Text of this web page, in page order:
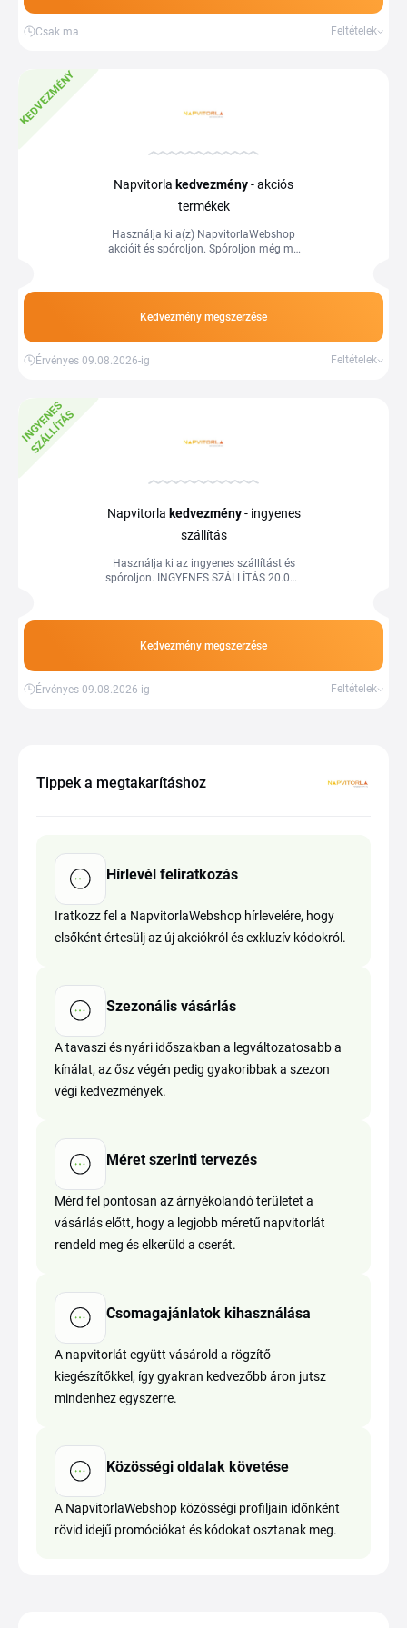
Csak ma Feltételek
KEDVEZMÉNY
Napvitorla kedvezmény- akciós
termékek
Használja ki a(z) NapvitorlaWebshop
akcióit és spóroljon. Spóroljon még ma
Kedvezmény megszerzése
Érvényes 09.08.2026-ig Feltételek
I
N
G
Y
E
N
E
S
S
Z
Á
L
L
Í
T
Á
S
Napvitorla kedvezmény- ingyenes
szállítás
Használja ki az ingyenes szállítást és
spóroljon. INGYENES SZÁLLÍTÁS 20.000
Kedvezmény megszerzése
Érvényes 09.08.2026-ig Feltételek
Tippek a megtakarításhoz
Hírlevél feliratkozás
Iratkozz fel a NapvitorlaWebshop hírlevelére, hogy
elsőként értesülj az új akciókról és exkluzív kódokról.
Szezonális vásárlás
A tavaszi és nyári időszakban a legváltozatosabb a
kínálat, az ősz végén pedig gyakoribbak a szezon
végi kedvezmények.
Méret szerinti tervezés
Mérd fel pontosan az árnyékolandó területet a
vásárlás előtt, hogy a legjobb méretű napvitorlát
rendeld meg és elkerüld a cserét.
Csomagajánlatok kihasználása
A napvitorlát együtt vásárold a rögzítő
kiegészítőkkel, így gyakran kedvezőbb áron jutsz
mindenhez egyszerre.
Közösségi oldalak követése
A NapvitorlaWebshop közösségi profiljain időnként
rövid idejű promóciókat és kódokat osztanak meg.